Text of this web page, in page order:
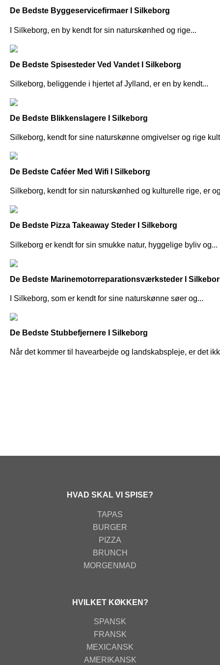
De Bedste Byggeservicefirmaer I Silkeborg
I Silkeborg, en by kendt for sin naturskønhed og rige...
De Bedste Spisesteder Ved Vandet I Silkeborg
Silkeborg, beliggende i hjertet af Jylland, er en by kendt...
De Bedste Blikkenslagere I Silkeborg
Silkeborg, kendt for sine naturskønne omgivelser og rige
De Bedste Caféer Med Wifi I Silkeborg
Silkeborg, kendt for sin naturskønhed og kulturelle rige, er
De Bedste Pizza Takeaway Steder I Silkeborg
Silkeborg er kendt for sin smukke natur, hyggelige byliv og...
De Bedste Marinemotorreparationsværksteder I
I Silkeborg, som er kendt for sine naturskønne søer og...
De Bedste Stubbefjernere I Silkeborg
Når det kommer til havearbejde og landskabspleje, er det
HVAD SKAL VI SPISE?
TAPAS
BURGER
PIZZA
BRUNCH
MORGENMAD
HVILKET KØKKEN?
SPANSK
FRANSK
MEXICANSK
AMERIKANSK